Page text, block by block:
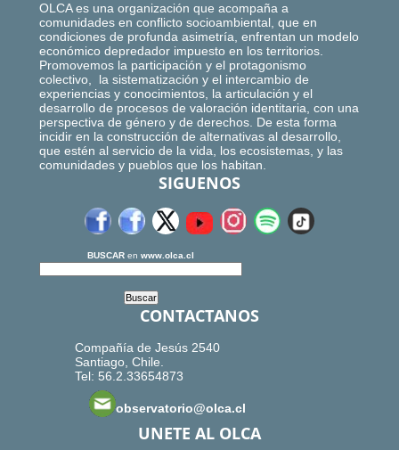
OLCA es una organización que acompaña a
comunidades en conflicto socioambiental, que en
condiciones de profunda asimetría, enfrentan un modelo
económico depredador impuesto en los territorios.
Promovemos la participación y el protagonismo
colectivo, la sistematización y el intercambio de
experiencias y conocimientos, la articulación y el
desarrollo de procesos de valoración identitaria, con una
perspectiva de género y de derechos. De esta forma
incidir en la construcción de alternativas al desarrollo,
que estén al servicio de la vida, los ecosistemas, y las
comunidades y pueblos que los habitan.
SIGUENOS
BUSCAR en www.olca.cl
CONTACTANOS
Compañía de Jesús 2540
Santiago, Chile.
Tel: 56.2.33654873
observatorio@olca.cl
UNETE AL OLCA